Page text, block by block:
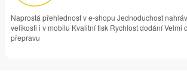
Naprostá přehlednost v e-shopu Jednoduchost
velikosti i v mobilu Kvalitní tisk Rychlost dodání Velmi
přepravu